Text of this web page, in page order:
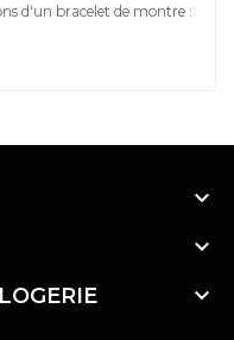
d'un bracelet de montre :


